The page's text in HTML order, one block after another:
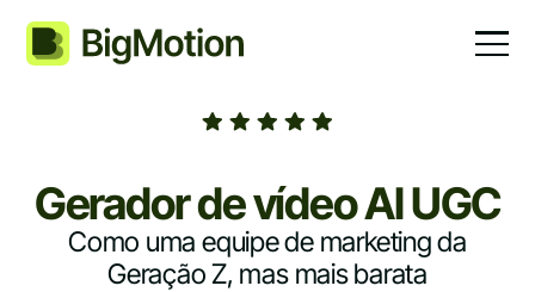
Gerador de vídeo AI UGC
Como uma equipe de marketing da
Geração Z, mas mais barata